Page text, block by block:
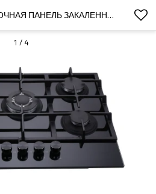
RU ГАЗОВАЯ ВАРОЧНАЯ ПАНЕЛЬ ЗАКАЛЕННОЕ СТЕКЛО MGBG-705M2 | 700 ММ
1 / 4